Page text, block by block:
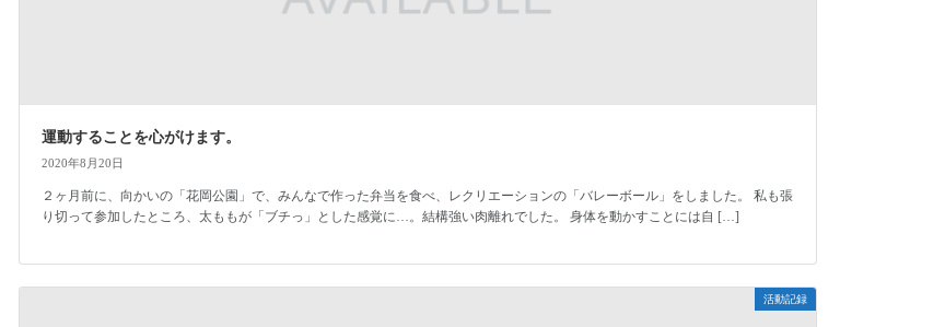
運動することを心がけます。
2020年8月20日
２ヶ月前に、向かいの「花岡公園」で、みんなで作った弁当を食べ、レクリエーションの「バレーボール」をしました。 私も張
り切って参加したところ、太ももが「ブチっ」とした感覚に…。結構強い肉離れでした。 身体を動かすことには自 […]
活動記録